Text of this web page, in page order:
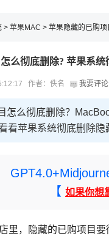
> 苹果MAC > 苹果隐藏的已购
么彻底删除? 苹果系
作者：佚名 我要评论
怎么彻底删除？
看苹果系统彻底删除
【 如果你想
里，隐藏的已购项目